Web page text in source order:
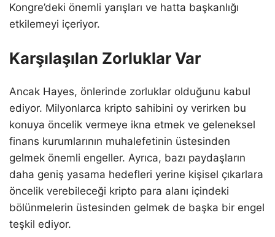
Kongre’deki önemli yarışları ve hatta başkanlığı
etkilemeyi içeriyor.
Karşılaşılan Zorluklar Var
Ancak Hayes, önlerinde zorluklar olduğunu kabul
ediyor. Milyonlarca kripto sahibini oy verirken bu
konuya öncelik vermeye ikna etmek ve geleneksel
finans kurumlarının muhalefetinin üstesinden
gelmek önemli engeller. Ayrıca, bazı paydaşların
daha geniş yasama hedefleri yerine kişisel çıkarlara
öncelik verebileceği kripto para alanı içindeki
bölünmelerin üstesinden gelmek de başka bir engel
teşkil ediyor.